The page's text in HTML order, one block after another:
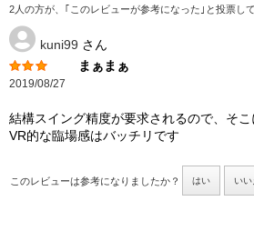
2人の方が、｢このレビューが参考になった｣と投票して
kuni99 さん
まぁまぁ
2019/08/27
結構スイング精度が要求されるので、そ
VR的な臨場感はバッチリです
このレビューは参考になりましたか？ はい いい